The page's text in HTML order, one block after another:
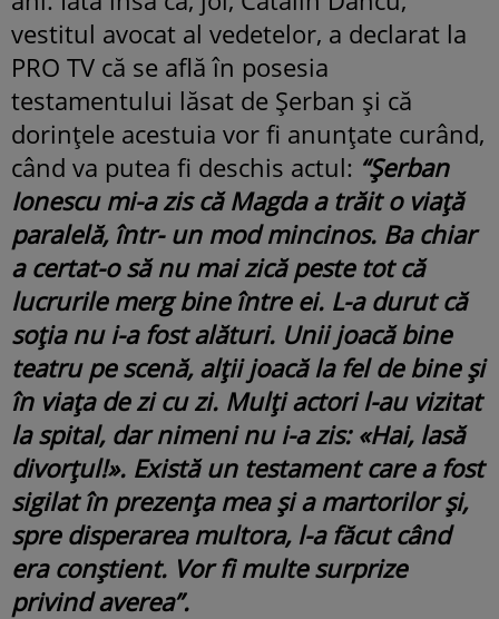
vestitul avocat al vedetelor, a declarat la
PRO TV că se află în posesia
testamentului lăsat de Şerban şi că
dorinţele acestuia vor fi anunţate curând,
când va putea fi deschis actul: “Şerban
Ionescu mi-a zis că Magda a trăit o viaţă
paralelă, într- un mod mincinos. Ba chiar
a certat-o să nu mai zică peste tot că
lucrurile merg bine între ei. L-a durut că
soţia nu i-a fost alături. Unii joacă bine
teatru pe scenă, alţii joacă la fel de bine şi
în viaţa de zi cu zi. Mulţi actori l-au vizitat
la spital, dar nimeni nu i-a zis: «Hai, lasă
divorţul!». Există un testament care a fost
sigilat în prezenţa mea şi a martorilor şi,
spre disperarea multora, l-a făcut când
era conştient. Vor fi multe surprize
privind averea”.